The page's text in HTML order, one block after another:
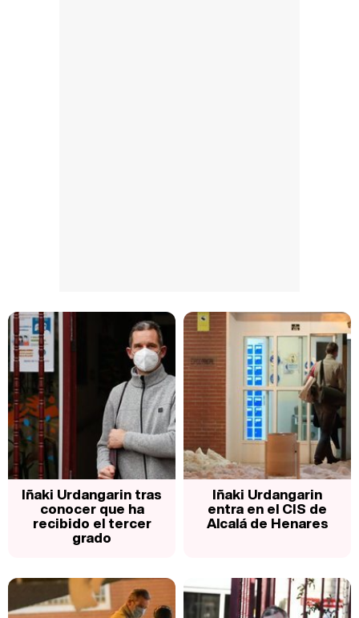
Iñaki Urdangarin tras
conocer que ha
recibido el tercer
grado
Iñaki Urdangarin
entra en el CIS de
Alcalá de Henares